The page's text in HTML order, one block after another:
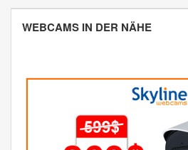
WEBCAMS IN DER NÄHE